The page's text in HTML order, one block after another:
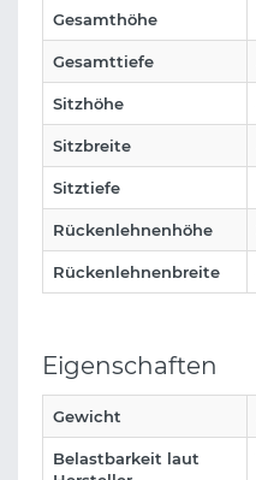
Gesamthöhe
Gesamttiefe
Sitzhöhe
Sitzbreite
Sitztiefe
Rückenlehnenhöhe
Rückenlehnenbreite
Eigenschaften
Gewicht
Belastbarkeit laut